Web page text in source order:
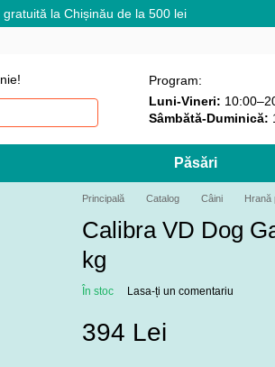
gratuită la Chișinău de la 500 lei
Program:
Luni-Vineri:
Sâmbătă-Duminică:
Păsări
Principală Catalog Câini Hrană
Calibra VD Dog
kg
În stoc Lasa-ți un comentariu
394 Lei